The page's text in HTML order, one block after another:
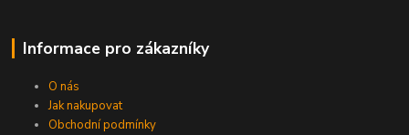
Informace pro zákazníky
O nás
Jak nakupovat
Obchodní podmínky